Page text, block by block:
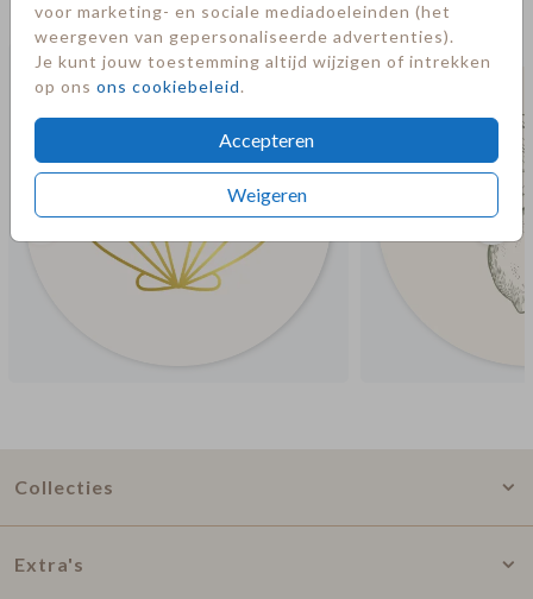
voor marketing- en sociale mediadoeleinden (het
weergeven van gepersonaliseerde advertenties).
Je kunt jouw toestemming altijd wijzigen of intrekken
op ons ons cookiebeleid.
Accepteren
Weigeren
Deze kaarten vind je misschien ook leuk
Sluitsticker
Collecties
Extra's